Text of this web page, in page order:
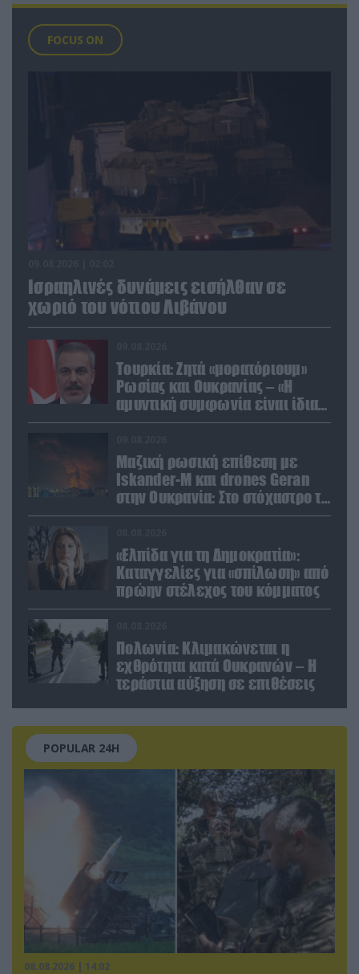
FOCUS ON
Ισραηλινές δυνάμεις εισήλθαν σε
χωριό του νότιου Λιβάνου
Τουρκία: Ζητά «μορατόριουμ»
Ρωσίας και Ουκρανίας – «Η
αμυντική συμφωνία είναι ίδια
με το άρθρο 5 του ΝΑΤΟ» (upd)
Μαζική ρωσική επίθεση με
Iskander-M και drones Geran
στην Ουκρανία: Στο στόχαστρο το
εργοστάσιο των Flamingo
«Ελπίδα για τη Δημοκρατία»:
Καταγγελίες για «σπίλωση» από
πρώην στέλεχος του κόμματος
Πολωνία: Κλιμακώνεται η
εχθρότητα κατά Ουκρανών – Η
τεράστια αύξηση σε επιθέσεις
POPULAR 24H
08.08.2026 | 14:02